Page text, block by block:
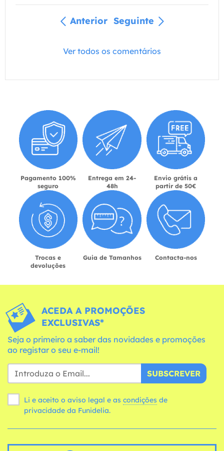
Anterior Seguinte
Ver todos os comentários
Pagamento 100%
seguro
Entrega em 24-
48h
Envio grátis a
partir de 50€
Trocas e
devoluções
Guia de Tamanhos Contacta-nos
ACEDA A PROMOÇÕES
EXCLUSIVAS*
Seja o primeiro a saber das novidades e promoções
ao registar o seu e-mail!
SUBSCREVER
Li e aceito o aviso legal e as condições
privacidade da Funidelia.